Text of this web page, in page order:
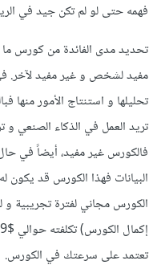
فهمه حتى لو لم تكن جيد في
تحديد مدى الفائدة من كورس ما
مفيد لشخص و غير مفيد لآخر.
تحليلها و استنتاج الأمور
تريد العمل في الذكاء الصنعي و
فالكورس غير مفيد، أيضاً في
البيانات فهذا الكورس قد يكون
الكورس مجاني لفترة تجريبية
تعتمد على سرعتك في الكورس.